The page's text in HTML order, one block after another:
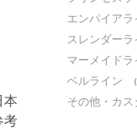
本
考
エンパイアラ
スレンダーラ
マーメイドラ
ベルライン
その他・カス